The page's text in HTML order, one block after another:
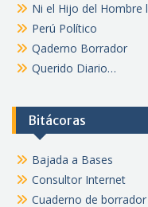
Ni el Hijo del Hombre
Perú Político
Qaderno Borrador
Querido Diario…
Bitácoras
Bajada a Bases
Consultor Internet
Cuaderno de borrador